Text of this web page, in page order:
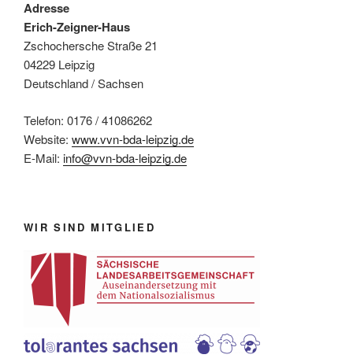
Adresse
Erich-Zeigner-Haus
Zschochersche Straße 21
04229 Leipzig
Deutschland / Sachsen
Telefon: 0176 / 41086262
Website: www.vvn-bda-leipzig.de
E-Mail: info@vvn-bda-leipzig.de
WIR SIND MITGLIED